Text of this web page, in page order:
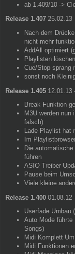
ab 1.409/10 ->
Release 1.407 25.02.13
Nach dem
nicht mehr
AddAll optimiert
Playlisten
Cue/Stop sprang
sonst noch
Release 1.405 12.01.13
Break Funktion
M3U werden nun
falsch)
Lade Playlist
Im
Die
führen
ASIO Treiber
Pause beim
Viele kleine
Release 1.400 01.08.12
Userfade Umbau
Auto Mode führte
Songs)
Midi Komplett
Midi Funktionen